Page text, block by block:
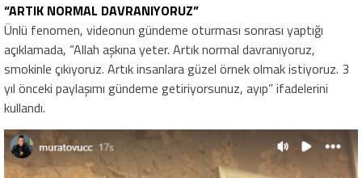
“ARTIK NORMAL DAVRANIYORUZ”
Ünlü fenomen, videonun gündeme oturması sonrası yaptığı
açıklamada, “Allah aşkına yeter. Artık normal davranıyoruz,
smokinle çıkıyoruz. Artık insanlara güzel örnek olmak istiyoruz. 3
yıl önceki paylaşımı gündeme getiriyorsunuz, ayıp” ifadelerini
kullandı.